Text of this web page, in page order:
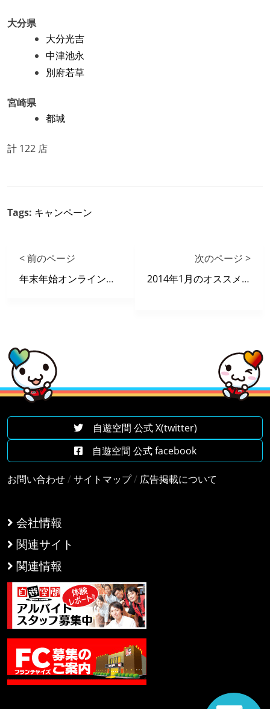
大分県
大分光吉
中津池永
別府若草
宮崎県
都城
計 122 店
Tags: キャンペーン
< 前のページ
年末年始オンラインゲーム キャンペーン情報
次のページ >
2014年1月のオススメ動画
会社情報
関連サイト
関連情報
自遊空間 公式 X(twitter)
自遊空間 公式 facebook
お問い合わせ/サイトマップ/ 広告掲載について